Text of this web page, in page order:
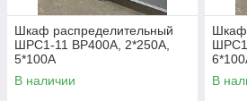
Шкаф распределительный
ШРС1-11 ВР400А, 2*250А,
5*100А
В наличии
Шкаф
В